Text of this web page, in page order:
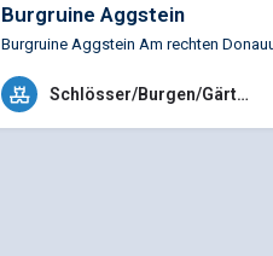
Burgruine Aggstein
+43 (0)2753 8228 - 1
Kuenringer Straße 13, 3394
Schlösser/Burgen/Gärten